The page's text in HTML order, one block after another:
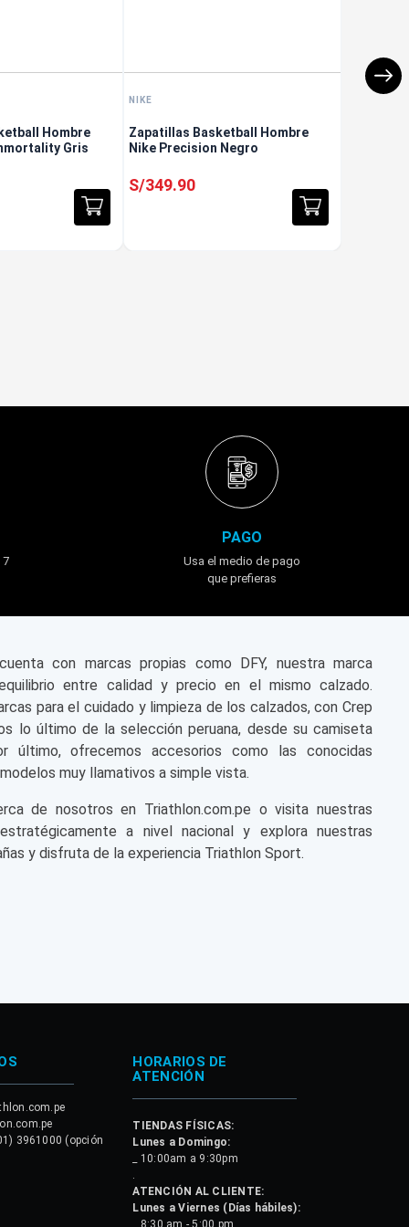
Hombre
Gris
NIKE
Zapatillas Basketball Hombre
Nike Precision Negro
S/349.90
7
PAGO
Usa el medio de pago
que prefieras
con marcas propias como DFY, nuestra marca
entre calidad y precio en el mismo calzado.
para el cuidado y limpieza de los calzados, con Crep
lo último de la selección peruana, desde su camiseta
último, ofrecemos accesorios como las conocidas
muy llamativos a simple vista.
de nosotros en Triathlon.com.pe o visita nuestras
a nivel nacional y explora nuestras
y disfruta de la experiencia Triathlon Sport.
3961000 (opción
HORARIOS DE
ATENCIÓN
TIENDAS FÍSICAS:
Lunes a Domingo:
_ 10:00am a 9:30pm
.
ATENCIÓN AL CLIENTE:
Lunes a Viernes (Días hábiles):
_ 8:30 am - 5:00 pm